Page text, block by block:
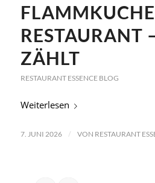
RESTAURANT
ZÄHLT
RESTAURANT ESSENCE BLOG
Weiterlesen
7. JUNI 2026 / VON RESTAURANT